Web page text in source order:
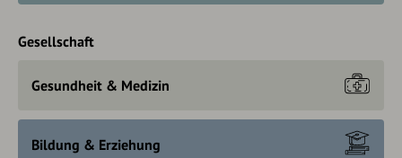
Gesellschaft
Gesundheit & Medizin
Bildung & Erziehung